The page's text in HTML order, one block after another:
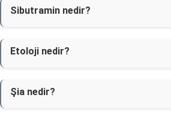
Sibutramin nedir?
Etoloji nedir?
Şia nedir?